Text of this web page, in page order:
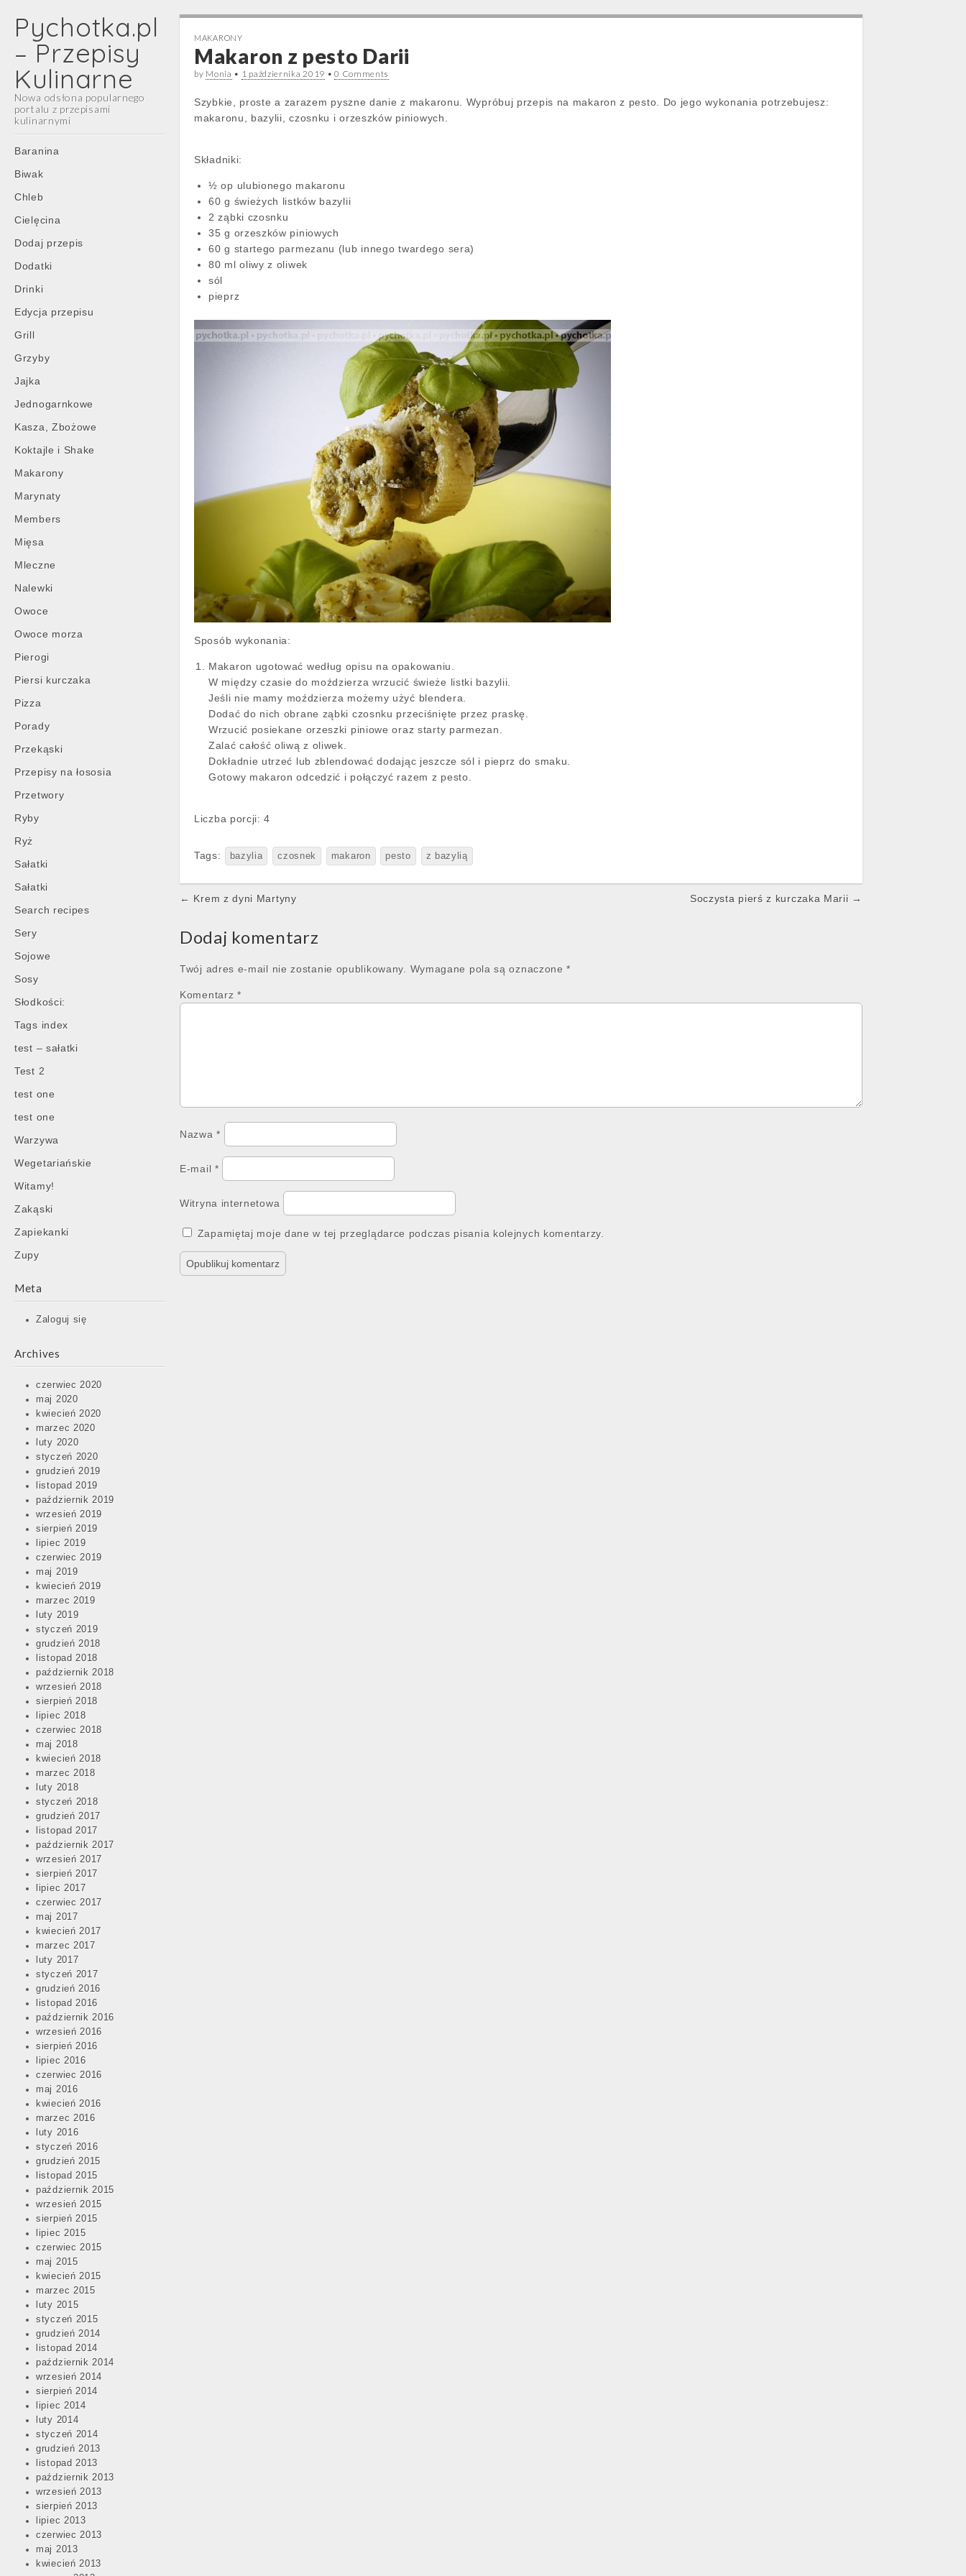
Pychotka.pl
– Przepisy
Kulinarne
Nowa odsłona popularnego
portalu z przepisami
kulinarnymi
Main
menu
Skip
content
Baranina
Biwak
Chleb
Cielęcina
Dodaj przepis
Dodatki
Drinki
Edycja przepisu
Grill
Grzyby
Jajka
Jednogarnkowe
Kasza, Zbożowe
Koktajle i Shake
Makarony
Marynaty
Members
Mięsa
Mleczne
Nalewki
Owoce
Owoce morza
Pierogi
Piersi kurczaka
Pizza
Porady
Przekąski
Przepisy na łososia
Przetwory
Ryby
Ryż
Sałatki
Sałatki
Search recipes
Sery
Sojowe
Sosy
Słodkości:
Tags index
test – sałatki
Test 2
test one
test one
Warzywa
Wegetariańskie
Witamy!
Zakąski
Zapiekanki
Zupy
Meta
Zaloguj się
Archives
czerwiec 2020
maj 2020
kwiecień 2020
marzec 2020
luty 2020
styczeń 2020
grudzień 2019
listopad 2019
październik 2019
wrzesień 2019
sierpień 2019
lipiec 2019
czerwiec 2019
maj 2019
kwiecień 2019
marzec 2019
luty 2019
styczeń 2019
grudzień 2018
listopad 2018
październik 2018
wrzesień 2018
sierpień 2018
lipiec 2018
czerwiec 2018
maj 2018
kwiecień 2018
marzec 2018
luty 2018
styczeń 2018
grudzień 2017
listopad 2017
październik 2017
wrzesień 2017
sierpień 2017
lipiec 2017
czerwiec 2017
maj 2017
kwiecień 2017
marzec 2017
luty 2017
styczeń 2017
grudzień 2016
listopad 2016
październik 2016
wrzesień 2016
sierpień 2016
lipiec 2016
czerwiec 2016
maj 2016
kwiecień 2016
marzec 2016
luty 2016
styczeń 2016
grudzień 2015
listopad 2015
październik 2015
wrzesień 2015
sierpień 2015
lipiec 2015
czerwiec 2015
maj 2015
kwiecień 2015
marzec 2015
luty 2015
styczeń 2015
grudzień 2014
listopad 2014
październik 2014
wrzesień 2014
sierpień 2014
lipiec 2014
luty 2014
styczeń 2014
grudzień 2013
listopad 2013
październik 2013
wrzesień 2013
sierpień 2013
lipiec 2013
czerwiec 2013
maj 2013
kwiecień 2013
MAKARONY
Makaron z pesto Darii
by Monia • 1 października 2019 •0 Comments
Szybkie, proste a zarazem pyszne danie z makaronu. Wypróbuj przepis na makaron z pesto. Do jego wykonania potrzebujesz:
makaronu, bazylii, czosnku i orzeszków piniowych.
Składniki:
½ op ulubionego makaronu
60 g świeżych listków bazylii
2 ząbki czosnku
35 g orzeszków piniowych
60 g startego parmezanu (lub innego twardego sera)
80 ml oliwy z oliwek
sól
pieprz
Sposób wykonania:
Makaron ugotować według opisu na opakowaniu.
W między czasie do moździerza wrzucić świeże listki bazylii.
Jeśli nie mamy moździerza możemy użyć blendera.
Dodać do nich obrane ząbki czosnku przeciśnięte przez praskę.
Wrzucić posiekane orzeszki piniowe oraz starty parmezan.
Zalać całość oliwą z oliwek.
Dokładnie utrzeć lub zblendować dodając jeszcze sól i pieprz do smaku.
Gotowy makaron odcedzić i połączyć razem z pesto.
Liczba porcji: 4
Tags: bazylia czosnek makaron pesto z bazylią
Post
← Krem z dyni Martyny Soczysta pierś z kurczaka Marii →
Dodaj komentarz
Twój adres e-mail nie zostanie opublikowany. Wymagane pola są oznaczone*
Komentarz *
Nazwa*
E-mail *
Witryna internetowa
Zapamiętaj moje dane w tej przeglądarce podczas pisania kolejnych komentarzy.